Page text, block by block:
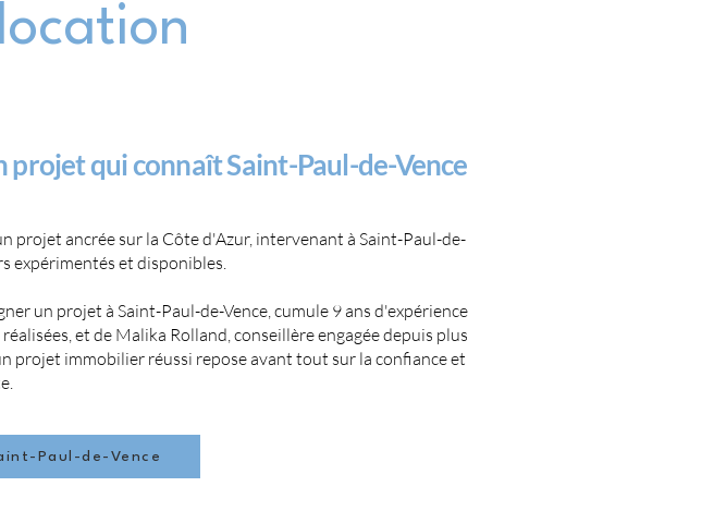
qui connaît Saint-Paul-de-Vence
projet ancrée sur la Côte d'Azur, intervenant à Saint-Paul-de-
expérimentés et disponibles.
un projet à Saint-Paul-de-Vence, cumule 9 ans d'expérience
et de Malika Rolland, conseillère engagée depuis plus
projet immobilier réussi repose avant tout sur la confiance et
Paul-de-Vence